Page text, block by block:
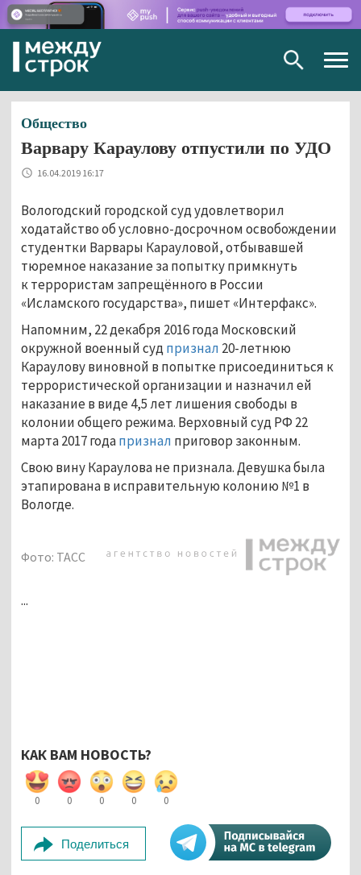
Общество
Варвару Караулову отпустили по УДО
16.04.2019 16:17
Вологодский городской суд удовлетворил
ходатайство об условно-досрочном освобождении
студентки Варвары Карауловой, отбывавшей
тюремное наказание за попытку примкнуть
к террористам запрещённого в России
«Исламского государства», пишет «Интерфакс».
Напомним, 22 декабря 2016 года Московский
окружной военный судпризнал 20-летнюю
Караулову виновной в попытке присоединиться к
террористической организации и назначил ей
наказание в виде 4,5 лет лишения свободы в
колонии общего режима. Верховный суд РФ 22
марта 2017 годапризнал приговор законным.
Свою вину Караулова не признала. Девушка была
этапирована в исправительную колонию №1 в
Вологде.
Фото: ТАСС
...
КАК ВАМ НОВОСТЬ?
0 0 0 0 0
Поделиться